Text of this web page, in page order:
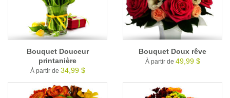
Bouquet Douceur
printanière
À partir de 34,99 $
Bouquet Doux rêve
À partir de 49,99 $